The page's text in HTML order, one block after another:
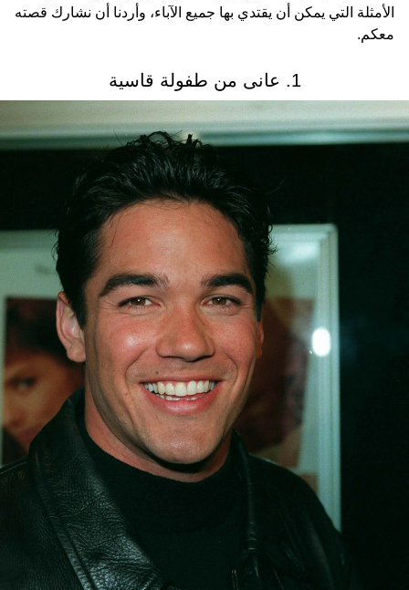
الأمثلة التي يمكن أن يقتدي بها جميع الآباء، وأردنا أن نشارك قصته
معكم.
1. عانى من طفولة قاسية